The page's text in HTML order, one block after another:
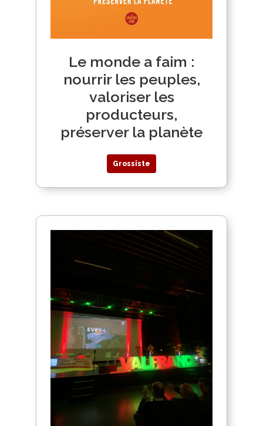
Le monde a faim :
nourrir les peuples,
valoriser les
producteurs,
préserver la planète
Grossiste